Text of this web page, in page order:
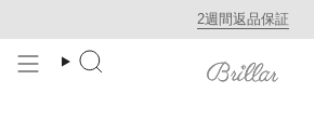
to
content
2週間返品保証
検